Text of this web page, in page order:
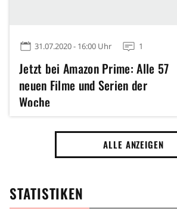
31.07.2020 - 16:00 Uhr 1
Jetzt bei Amazon Prime: Alle 57
neuen Filme und Serien der
Woche
ALLE ANZEIGEN
STATISTIKEN